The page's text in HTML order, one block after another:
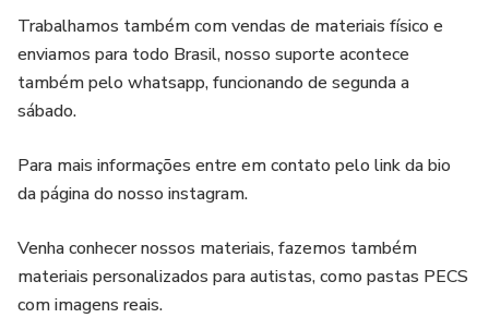
Trabalhamos também com vendas de materiais físico e
enviamos para todo Brasil, nosso suporte acontece
também pelo whatsapp, funcionando de segunda a
sábado.
Para mais informações entre em contato pelo link da bio
da página do nosso instagram.
Venha conhecer nossos materiais, fazemos também
materiais personalizados para autistas, como pastas PECS
com imagens reais.